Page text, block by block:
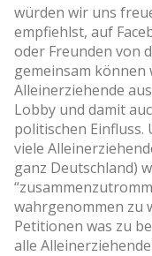
würden wir uns
empfiehlst, auf
oder Freunden von
gemeinsam können
Alleinerziehende
Lobby und damit
politischen Einfluss.
viele
ganz Deutschland)
wahrgenommen zu
Petitionen was zu
alle